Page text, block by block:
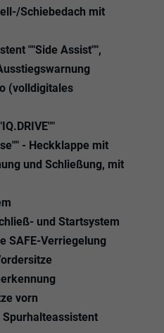
Schiebedach mit
""Side Assist"",
(volldigitales
- Heckklappe mit
und Schließung, mit
und Startsystem
SAFE-Verriegelung
vorn